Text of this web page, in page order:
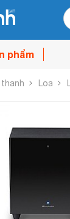
phẩm
Loa